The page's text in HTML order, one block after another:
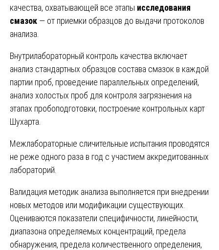
качества, охватывающей все этапы исследования
смазок — от приемки образцов до выдачи протоколов
анализа.
Внутрилабораторный контроль качества включает
анализ стандартных образцов состава смазок в каждой
партии проб, проведение параллельных определений,
анализ холостых проб для контроля загрязнения на
этапах пробоподготовки, построение контрольных карт
Шухарта.
Межлабораторные сличительные испытания проводятся
не реже одного раза в год с участием аккредитованных
лабораторий.
Валидация методик анализа выполняется при внедрении
новых методов или модификации существующих.
Оцениваются показатели специфичности, линейности,
диапазона определяемых концентраций, предела
обнаружения, предела количественного определения,